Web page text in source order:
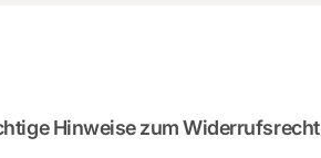
Hinweise zum Widerrufsrecht